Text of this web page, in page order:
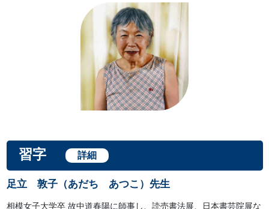
習字 詳細
足立 敦子（あだち あつこ）先生
相模女子大学卒 故中道春陽に師事し、読売書法展、日本書芸院展な